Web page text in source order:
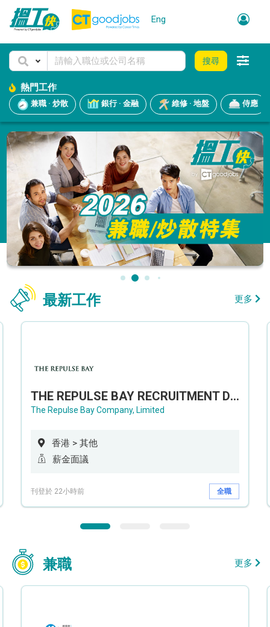
Eng
搜尋
熱門工作
兼職 · 炒散 銀行 · 金融 維修 · 地盤 侍應
最新工作 更多
THE REPULSE BAY RECRUITMENT DAY 淺水灣影灣園人才招聘會
The Repulse Bay Company, Limited
香港 > 其他
薪金面議
刊登於 22小時前 全職
兼職 更多